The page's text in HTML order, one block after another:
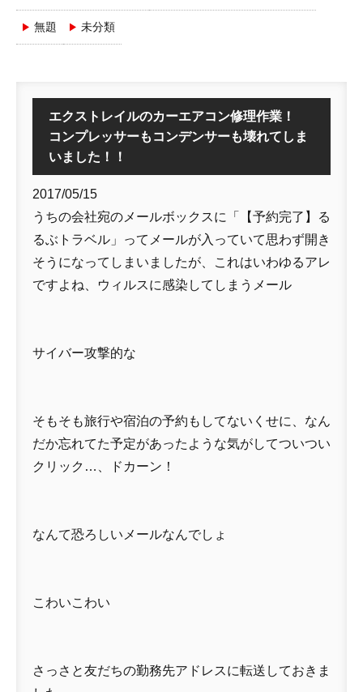
無題 未分類
エクストレイルのカーエアコン修理作業！
コンプレッサーもコンデンサーも壊れてしま
いました！！
2017/05/15
うちの会社宛のメールボックスに「【予約完了】る
るぶトラベル」ってメールが入っていて思わず開き
そうになってしまいましたが、これはいわゆるアレ
ですよね、ウィルスに感染してしまうメール
サイバー攻撃的な
そもそも旅行や宿泊の予約もしてないくせに、なん
だか忘れてた予定があったような気がしてついつい
クリック…、ドカーン！
なんて恐ろしいメールなんでしょ
こわいこわい
さっさと友だちの勤務先アドレスに転送しておきま